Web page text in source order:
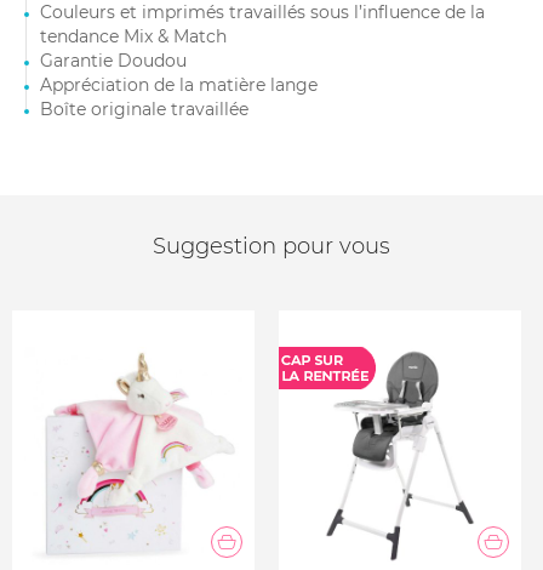
Couleurs et imprimés travaillés sous l’influence de la
tendance Mix & Match
Garantie Doudou
Appréciation de la matière lange
Boîte originale travaillée
Suggestion pour vous